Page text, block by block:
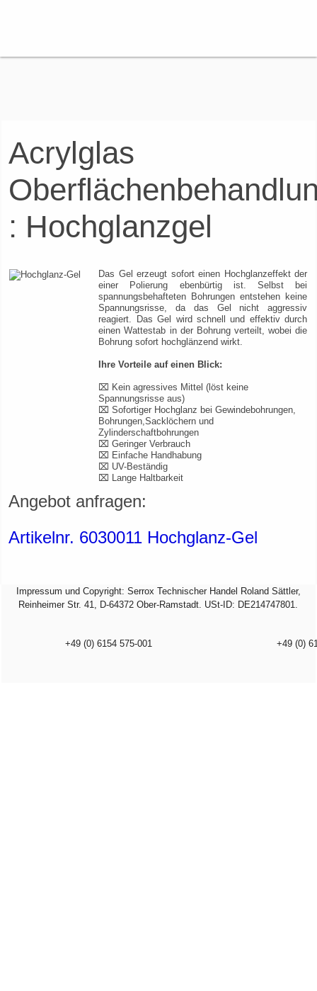
Acrylglas
: Hochglanzgel
Das Gel erzeugt sofort einen Hochglanzeffekt der
einer Polierung ebenbürtig ist. Selbst bei
spannungsbehafteten Bohrungen entstehen keine
Spannungsrisse, da das Gel nicht aggressiv
reagiert. Das Gel wird schnell und effektiv durch
einen Wattestab in der Bohrung verteilt, wobei die
Bohrung sofort hochglänzend wirkt.
Ihre Vorteile auf einen Blick:
⌧ Kein agressives Mittel (löst keine
Spannungsrisse aus)
⌧ Sofortiger Hochglanz bei Gewindebohrungen,
Bohrungen,Sacklöchern und
Zylinderschaftbohrungen
⌧ Geringer Verbrauch
⌧ Einfache Handhabung
⌧ UV-Beständig
⌧ Lange Haltbarkeit
Angebot anfragen:
Artikelnr. 6030011 Hochglanz-Gel
Impressum und Copyright: Serrox Technischer Handel Roland Sättler,
Reinheimer Str. 41, D-64372 Ober-Ramstadt. USt-ID: DE214747801.
+49 (0) 6154 575-001 +49 (0)